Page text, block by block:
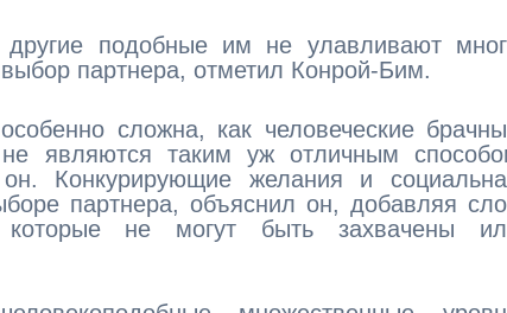
подобные им не улавливают
партнера, отметил Конрой-Бим.
сложна, как человеческие
являются таким уж отличным
Конкурирующие желания и
партнера, объяснил он, добавляя
не могут быть захвачены